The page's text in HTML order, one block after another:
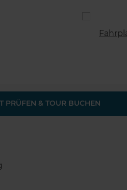
PRÜFEN & TOUR BUCHEN